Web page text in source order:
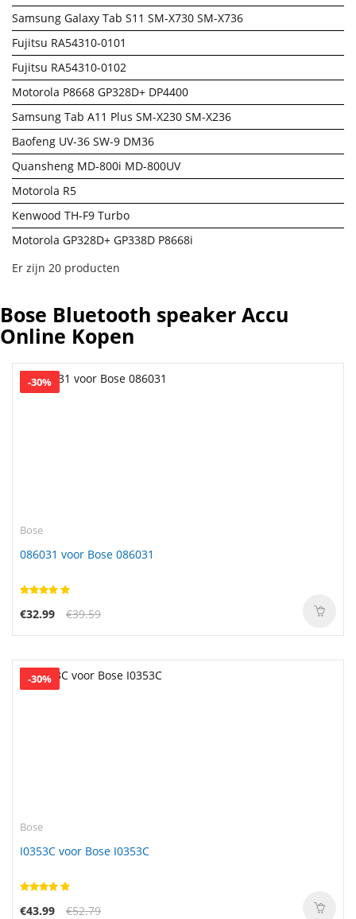
Samsung Galaxy Tab S11 SM-X730 SM-X736
Fujitsu RA54310-0101
Fujitsu RA54310-0102
Motorola P8668 GP328D+ DP4400
Samsung Tab A11 Plus SM-X230 SM-X236
Baofeng UV-36 SW-9 DM36
Quansheng MD-800i MD-800UV
Motorola R5
Kenwood TH-F9 Turbo
Motorola GP328D+ GP338D P8668i
Er zijn 20 producten
Bose Bluetooth speaker Accu
Online Kopen
-30%
Bose
086031 voor Bose 086031
€32.99 €39.59
-30%
Bose
I0353C voor Bose I0353C
€43.99 €52.79